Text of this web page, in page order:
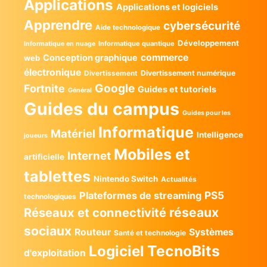
Applications Applications et logiciels
Apprendre Aide technologique cybersécurité
Informatique en nuage Informatique quantique Développement
web Conception graphique commerce
électronique Divertissement Divertissement numérique
Fortnite Général Google Guides et tutoriels
Guides du campus Guides pour les
joueurs Matériel Informatique Intelligence
artificielle Internet Mobiles et
tablettes Nintendo Switch Actualités
technologiques Plateformes de streaming PS5
Réseaux et connectivité réseaux
sociaux Routeur Santé et technologie Systèmes
d'exploitation Logiciel TecnoBits